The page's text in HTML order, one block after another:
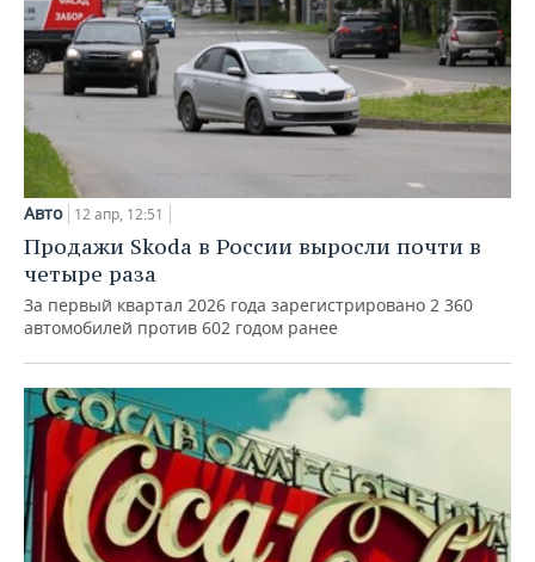
Авто 12 апр, 12:51
Продажи Skoda в России выросли почти в
четыре раза
За первый квартал 2026 года зарегистрировано 2 360
автомобилей против 602 годом ранее